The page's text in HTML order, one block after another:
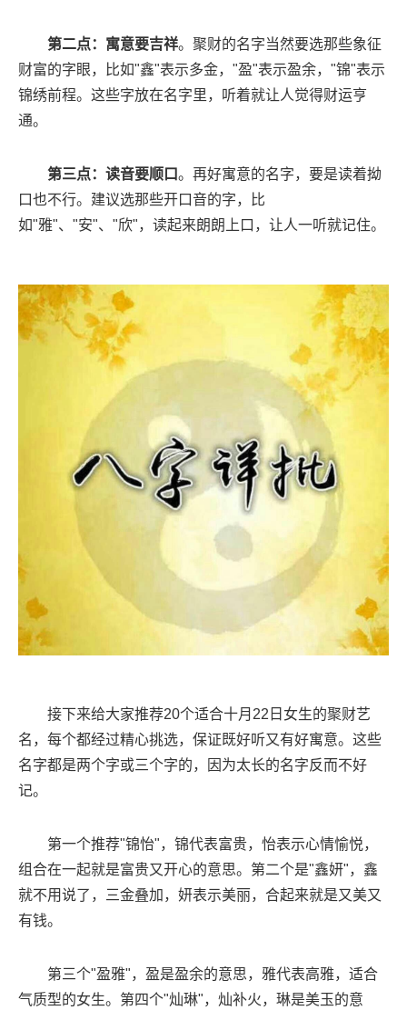
第二点：寓意要吉祥。聚财的名字当然要选那些象征
财富的字眼，比如"鑫"表示多金，"盈"表示盈余，"锦"表示
锦绣前程。这些字放在名字里，听着就让人觉得财运亨
通。
第三点：读音要顺口。再好寓意的名字，要是读着拗
口也不行。建议选那些开口音的字，比
如"雅"、"安"、"欣"，读起来朗朗上口，让人一听就记住。
接下来给大家推荐20个适合十月22日女生的聚财艺
名，每个都经过精心挑选，保证既好听又有好寓意。这些
名字都是两个字或三个字的，因为太长的名字反而不好
记。
第一个推荐"锦怡"，锦代表富贵，怡表示心情愉悦，
组合在一起就是富贵又开心的意思。第二个是"鑫妍"，鑫
就不用说了，三金叠加，妍表示美丽，合起来就是又美又
有钱。
第三个"盈雅"，盈是盈余的意思，雅代表高雅，适合
气质型的女生。第四个"灿琳"，灿补火，琳是美玉的意